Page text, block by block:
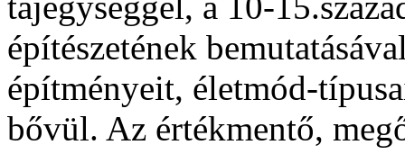
építészetének
építményeit, életmód-
bővül. Az értékmentő,